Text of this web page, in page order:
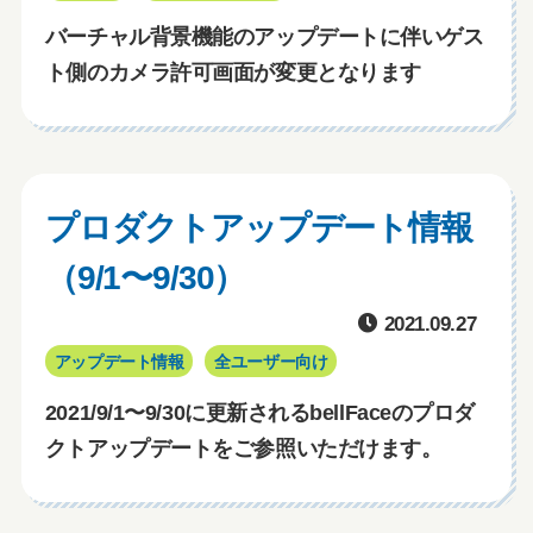
バーチャル背景機能のアップデートに伴いゲス
ト側のカメラ許可画面が変更となります
プロダクトアップデート情報
（9/1〜9/30）
2021.09.27
アップデート情報 全ユーザー向け
2021/9/1〜9/30に更新されるbellFaceのプロダ
クトアップデートをご参照いただけます。